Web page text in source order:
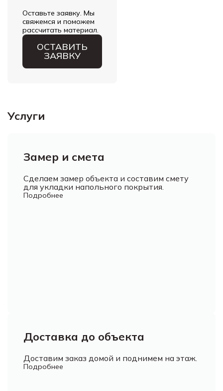
Оставьте заявку. Мы
свяжемся и поможем
рассчитать материал.
ОСТАВИТЬ
ЗАЯВКУ
Услуги
Замер и смета
Сделаем замер объекта и составим смету
для укладки напольного покрытия.
Подробнее
Доставка до объекта
Доставим заказ домой и поднимем на этаж.
Подробнее